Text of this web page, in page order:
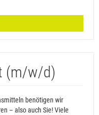
(m/w/d)
benötigen wir
– also auch Sie! Viele